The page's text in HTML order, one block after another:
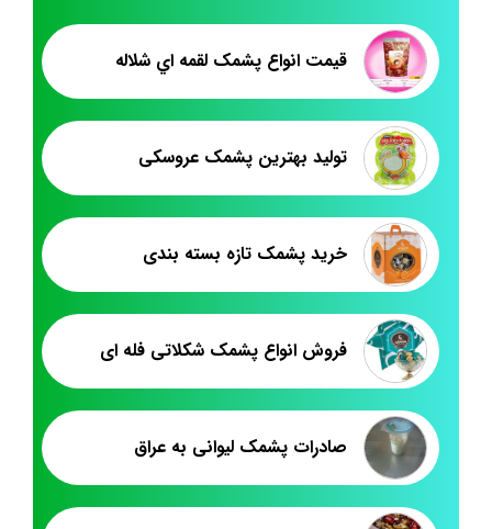
قيمت انواع پشمک لقمه اي شلاله
تولید بهترین پشمک عروسکی
خرید پشمک تازه بسته بندی
فروش انواع پشمک شکلاتی فله ای
صادرات پشمک لیوانی به عراق